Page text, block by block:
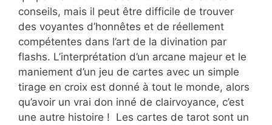
conseils, mais il peut être difficile de trouver
des voyantes d’honnêtes et de réellement
compétentes dans l’art de la divination par
flashs. L’interprétation d’un arcane majeur et le
maniement d’un jeu de cartes avec un simple
tirage en croix est donné à tout le monde, alors
qu’avoir un vrai don inné de clairvoyance, c’est
une autre histoire ! Les cartes de tarot sont un